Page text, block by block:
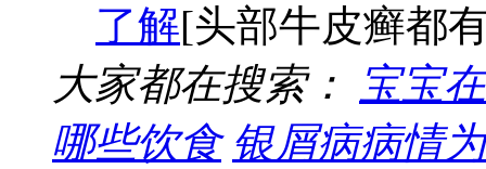
了解[头部牛皮癣都
大家都在搜索：
宝宝
哪些饮食 银屑病病情